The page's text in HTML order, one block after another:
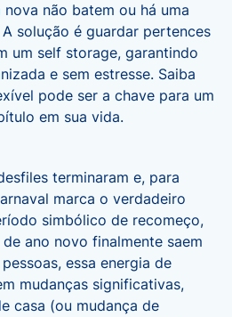
não batem ou há uma
solução é guardar pertences
um self storage, garantindo
e sem estresse. Saiba
pode ser a chave para um
em sua vida.
terminaram e, para
marca o verdadeiro
simbólico de recomeço,
ano novo finalmente saem
essa energia de
mudanças significativas,
casa (ou mudança de